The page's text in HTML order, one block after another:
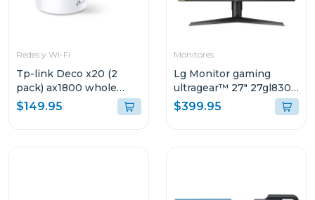
Redes y Wi-Fi
Tp-link Deco x20 (2
pack) ax1800 whole
home mesh
$149.95
Monitores
Lg Monitor gaming
ultragear™ 27" 27gl830-
b qhd 144hz 3 años de
garantía
$399.95